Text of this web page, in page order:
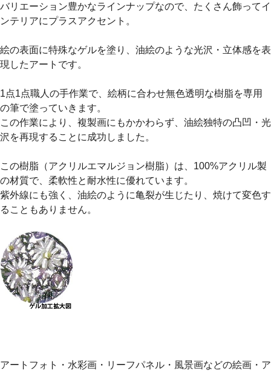
バリエーション豊かなラインナップなので、たくさん飾ってイ
ンテリアにプラスアクセント。
絵の表面に特殊なゲルを塗り、油絵のような光沢・立体感を表
現したアートです。
1点1点職人の手作業で、絵柄に合わせ無色透明な樹脂を専用
の筆で塗っていきます。
この作業により、複製画にもかかわらず、油絵独特の凸凹・光
沢を再現することに成功しました。
この樹脂（アクリルエマルジョン樹脂）は、100%アクリル製
の材質で、柔軟性と耐水性に優れています。
紫外線にも強く、油絵のように亀裂が生じたり、焼けて変色す
ることもありません。
アートフォト・水彩画・リーフパネル・風景画などの絵画・ア